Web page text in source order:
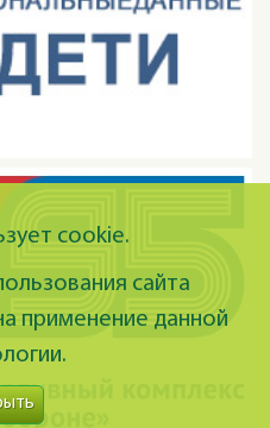
cookie.
сайта
применение данной